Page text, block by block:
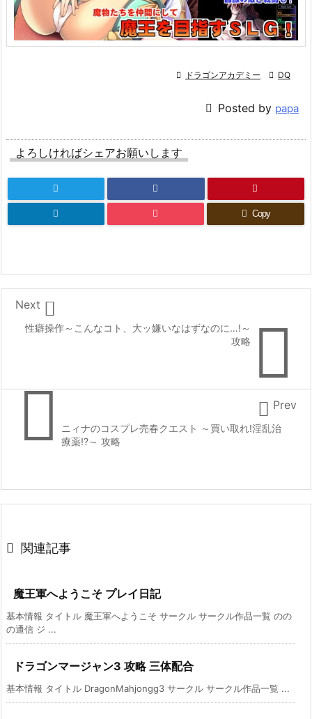
 ドラゴンアカデミー  DQ
 Posted by papa
よろしければシェアお願いします
Copy

性癖操作～こんなコト、大ッ嫌いなはずなのに…!～
攻略

Next
 ニィナのコスプレ売春クエスト ～買い取れ!淫乱治
療薬!?～ 攻略
 Prev
 関連記事
魔王軍へようこそ プレイ日記
基本情報 タイトル 魔王軍へようこそ サークル サークル作品一覧 のの
の通信 ジ ...
ドラゴンマージャン3 攻略 三体配合
基本情報 タイトル DragonMahjongg3 サークル サークル作品一覧 ...